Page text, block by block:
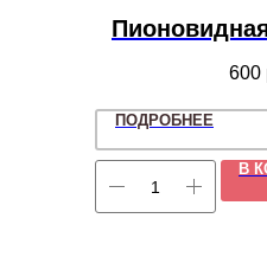
600
ПОДРОБНЕЕ
В